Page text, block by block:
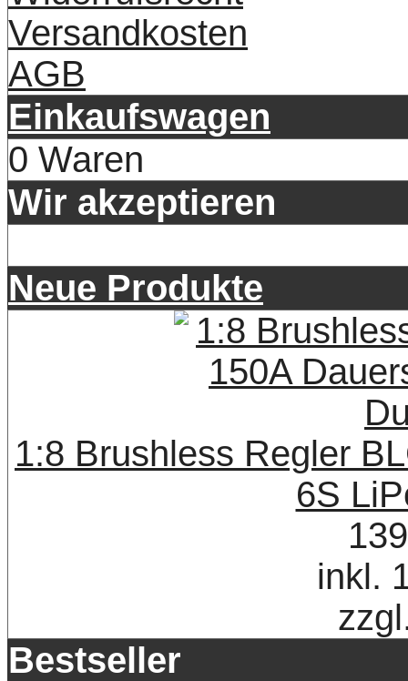
Versandkosten
AGB
Einkaufswagen
0 Waren
Wir akzeptieren
Neue Produkte
1:8 Brushless Regler
6S
inkl.
Bestseller